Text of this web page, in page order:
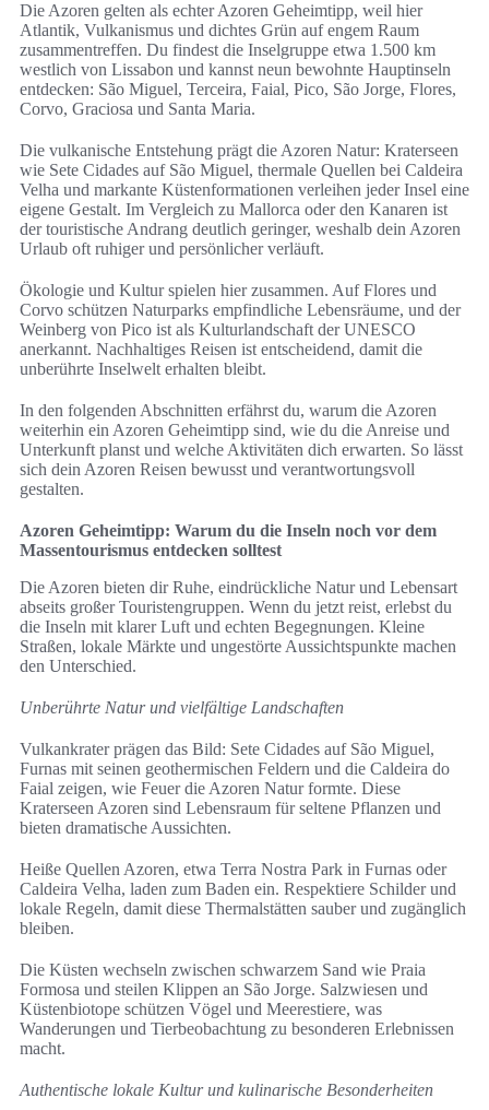
Die Azoren gelten als echter Azoren Geheimtipp, weil hier
Atlantik, Vulkanismus und dichtes Grün auf engem Raum
zusammentreffen. Du findest die Inselgruppe etwa 1.500 km
westlich von Lissabon und kannst neun bewohnte Hauptinseln
entdecken: São Miguel, Terceira, Faial, Pico, São Jorge, Flores,
Corvo, Graciosa und Santa Maria.
Die vulkanische Entstehung prägt die Azoren Natur: Kraterseen
wie Sete Cidades auf São Miguel, thermale Quellen bei Caldeira
Velha und markante Küstenformationen verleihen jeder Insel eine
eigene Gestalt. Im Vergleich zu Mallorca oder den Kanaren ist
der touristische Andrang deutlich geringer, weshalb dein Azoren
Urlaub oft ruhiger und persönlicher verläuft.
Ökologie und Kultur spielen hier zusammen. Auf Flores und
Corvo schützen Naturparks empfindliche Lebensräume, und der
Weinberg von Pico ist als Kulturlandschaft der UNESCO
anerkannt. Nachhaltiges Reisen ist entscheidend, damit die
unberührte Inselwelt erhalten bleibt.
In den folgenden Abschnitten erfährst du, warum die Azoren
weiterhin ein Azoren Geheimtipp sind, wie du die Anreise und
Unterkunft planst und welche Aktivitäten dich erwarten. So lässt
sich dein Azoren Reisen bewusst und verantwortungsvoll
gestalten.
Azoren Geheimtipp: Warum du die Inseln noch vor dem
Massentourismus entdecken solltest
Die Azoren bieten dir Ruhe, eindrückliche Natur und Lebensart
abseits großer Touristengruppen. Wenn du jetzt reist, erlebst du
die Inseln mit klarer Luft und echten Begegnungen. Kleine
Straßen, lokale Märkte und ungestörte Aussichtspunkte machen
den Unterschied.
Unberührte Natur und vielfältige Landschaften
Vulkankrater prägen das Bild: Sete Cidades auf São Miguel,
Furnas mit seinen geothermischen Feldern und die Caldeira do
Faial zeigen, wie Feuer die Azoren Natur formte. Diese
Kraterseen Azoren sind Lebensraum für seltene Pflanzen und
bieten dramatische Aussichten.
Heiße Quellen Azoren, etwa Terra Nostra Park in Furnas oder
Caldeira Velha, laden zum Baden ein. Respektiere Schilder und
lokale Regeln, damit diese Thermalstätten sauber und zugänglich
bleiben.
Die Küsten wechseln zwischen schwarzem Sand wie Praia
Formosa und steilen Klippen an São Jorge. Salzwiesen und
Küstenbiotope schützen Vögel und Meerestiere, was
Wanderungen und Tierbeobachtung zu besonderen Erlebnissen
macht.
Authentische lokale Kultur und kulinarische Besonderheiten